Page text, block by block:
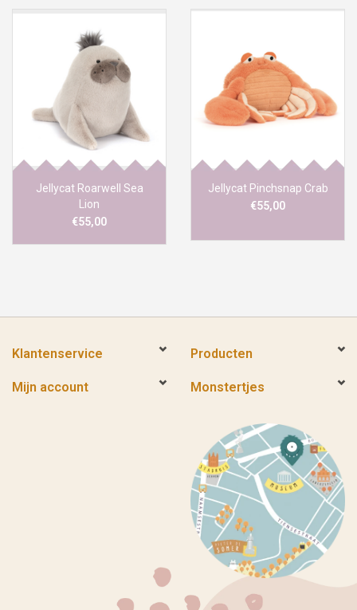
Jellycat Roarwell Sea
Lion
€55,00
Jellycat Pinchsnap Crab
€55,00
Klantenservice Producten
Mijn account Monstertjes